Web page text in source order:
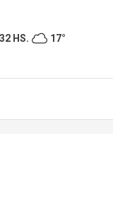
HS. 17°